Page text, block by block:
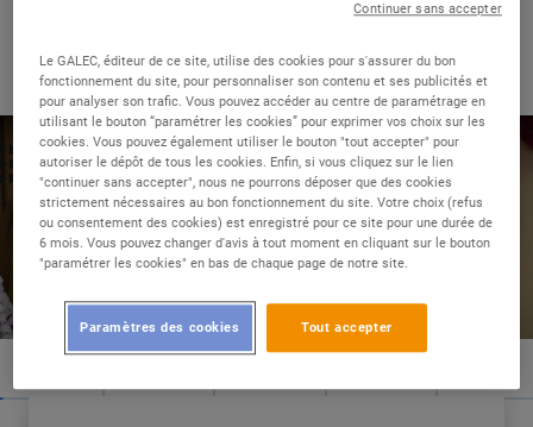
impliqué dans la production des contenus digitaux ou
créativité, agilité, réactivité, c’est un défi quotidien !
Le GALEC, éditeur de ce site, utilise des cookies pour s'assurer du bon
fonctionnement du site, pour personnaliser son contenu et ses publicités et
pour analyser son trafic. Vous pouvez accéder au centre de paramétrage en
utilisant le bouton “paramétrer les cookies” pour exprimer vos choix sur les
cookies. Vous pouvez également utiliser le bouton "tout accepter" pour
autoriser le dépôt de tous les cookies. Enfin, si vous cliquez sur le lien
"continuer sans accepter", nous ne pourrons déposer que des cookies
strictement nécessaires au bon fonctionnement du site. Votre choix (refus
ou consentement des cookies) est enregistré pour ce site pour une durée de
6 mois. Vous pouvez changer d'avis à tout moment en cliquant sur le bouton
"paramétrer les cookies" en bas de chaque page de notre site.
Tout accepter
Paramètres des cookies
Continuer sans accepter